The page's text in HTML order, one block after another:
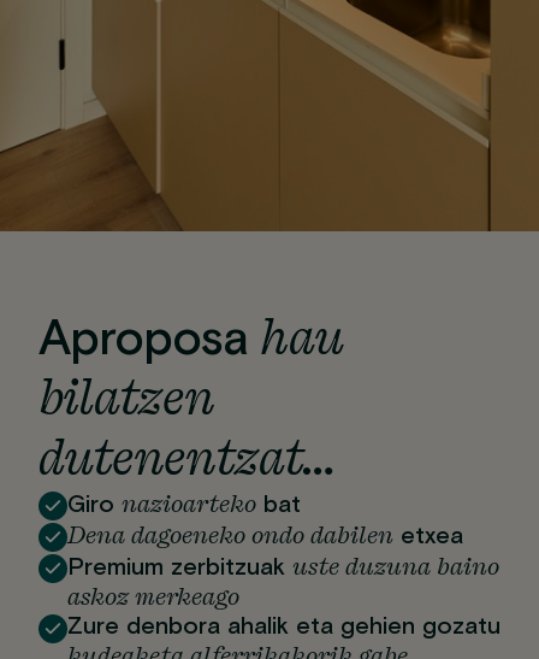
Aproposa hau
bilatzen
dutenentzat…
Giro nazioarteko bat
Dena dagoeneko ondo dabilen etxea
Premium zerbitzuak uste duzuna baino
askoz merkeago
Zure denbora ahalik eta gehien gozatu